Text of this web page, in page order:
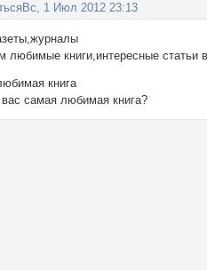
Вс, 1 Июл 2012 23:13
любимые книги,интересные статьи
книга
вас самая любимая книга?